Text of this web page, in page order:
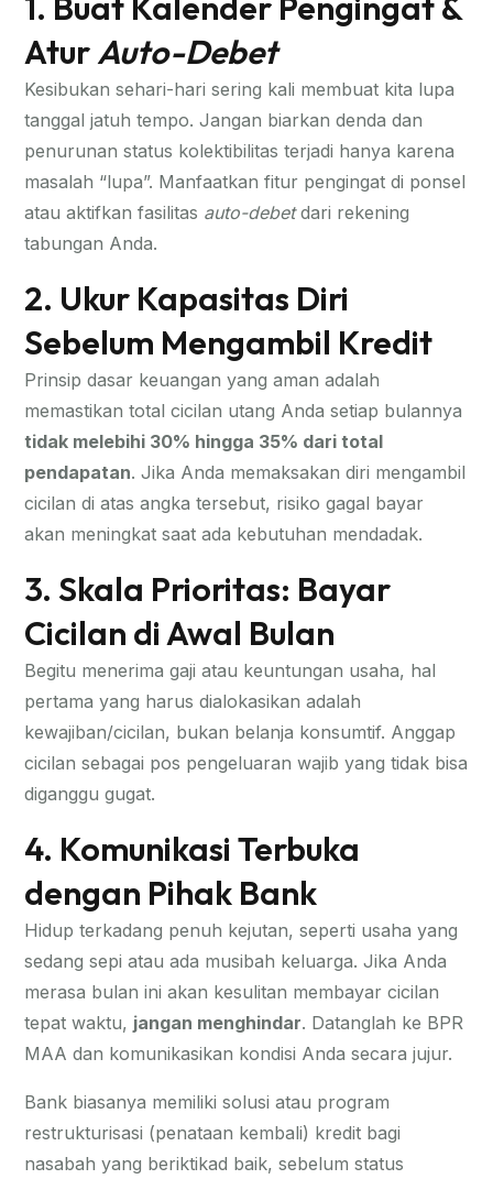
AturAuto-Debet
Kesibukan sehari-hari sering kali membuat kita lupa
tanggal jatuh tempo. Jangan biarkan denda dan
penurunan status kolektibilitas terjadi hanya karena
masalah “lupa”. Manfaatkan fitur pengingat di ponsel
atau aktifkan fasilitas auto-debetdari rekening
tabungan Anda.
2. Ukur Kapasitas Diri
Sebelum Mengambil Kredit
Prinsip dasar keuangan yang aman adalah
memastikan total cicilan utang Anda setiap bulannya
tidak melebihi 30% hingga 35% dari total
pendapatan. Jika Anda memaksakan diri mengambil
cicilan di atas angka tersebut, risiko gagal bayar
akan meningkat saat ada kebutuhan mendadak.
3. Skala Prioritas: Bayar
Cicilan di Awal Bulan
Begitu menerima gaji atau keuntungan usaha, hal
pertama yang harus dialokasikan adalah
kewajiban/cicilan, bukan belanja konsumtif. Anggap
cicilan sebagai pos pengeluaran wajib yang tidak bisa
diganggu gugat.
4. Komunikasi Terbuka
dengan Pihak Bank
Hidup terkadang penuh kejutan, seperti usaha yang
sedang sepi atau ada musibah keluarga. Jika Anda
merasa bulan ini akan kesulitan membayar cicilan
tepat waktu, jangan menghindar. Datanglah ke BPR
MAA dan komunikasikan kondisi Anda secara jujur.
Bank biasanya memiliki solusi atau program
restrukturisasi (penataan kembali) kredit bagi
nasabah yang beriktikad baik, sebelum status